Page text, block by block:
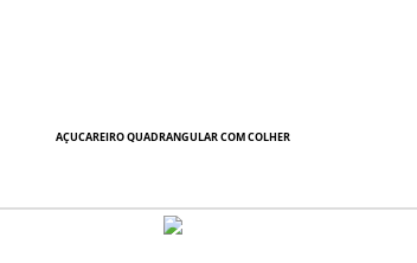
AÇUCAREIRO QUADRANGULAR COM COLHER